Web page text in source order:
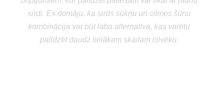
sirdi. Es domāju, ka sirds sūkņu un cilmes šūnu
kombinācija var būt laba alternatīva, kas varētu
palīdzēt daudz lielākam skaitam cilvēku.